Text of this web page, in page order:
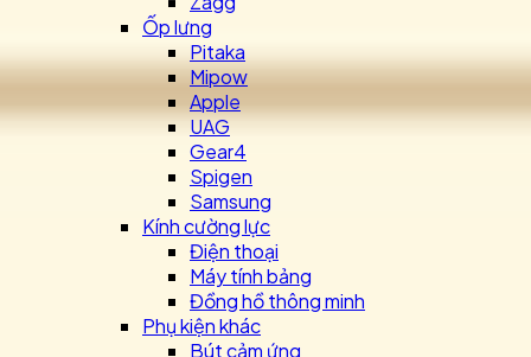
Ốp lưng
Pitaka
Mipow
Apple
UAG
Gear4
Spigen
Samsung
Kính cường lực
Điện thoại
Máy tính bảng
Đồng hồ thông minh
Phụ kiện khác
Bút cảm ứng